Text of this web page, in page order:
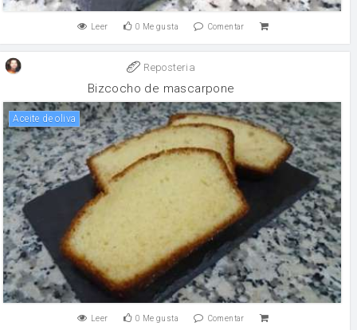
Leer 0 Me gusta Comentar
Reposteria
Bizcocho de mascarpone
aceite de oliva
Leer 0 Me gusta Comentar